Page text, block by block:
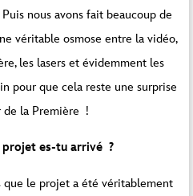
nous avons fait beaucoup de
véritable osmose entre la vidéo,
les lasers et évidemment les
pour que cela reste une surprise
de la Première !
projet es-tu arrivé ?
que le projet a été véritablement